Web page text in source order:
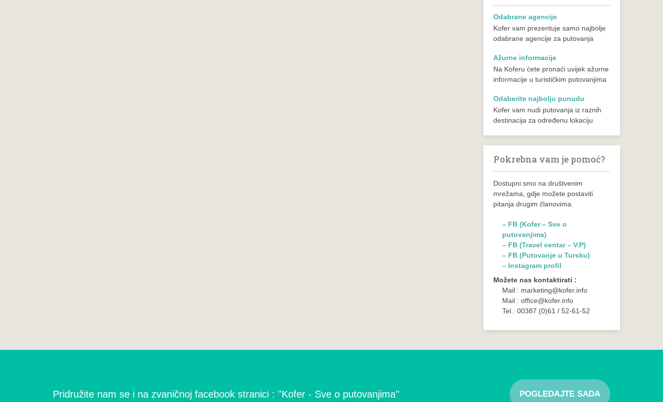
Odabrane agencije
Kofer vam prezentuje samo najbolje
odabrane agencije za putovanja
Ažurne informacije
Na Koferu ćete pronaći uvijek ažurne
informacije u turističkim putovanjima
Odaberite najbolju punudu
Kofer vam nudi putovanja iz raznih
destinacija za određenu lokaciju
Pokrebna vam je pomoć?
Dostupni smo na društvenim
mrežama, gdje možete postaviti
pitanja drugim članovima.
– FB (Kofer – Sve o
putovanjima)
– FB (Travel centar – V.P)
– FB (Putovanje u Tursku)
– Instagram profil
Možete nas kontaktirati :
Mail : marketing@kofer.info
Mail : office@kofer.info
Tel.: 00387 (0)61 / 52-61-52
Pridružite nam se i na zvaničnoj facebook stranici : ''Kofer - Sve o putovanjima'' POGLEDAJTE SADA